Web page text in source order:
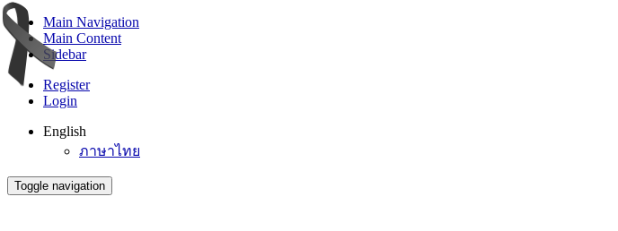
Main Navigation
Main Content
Sidebar
Register
Login
English
ภาษาไทย
Toggle navigation